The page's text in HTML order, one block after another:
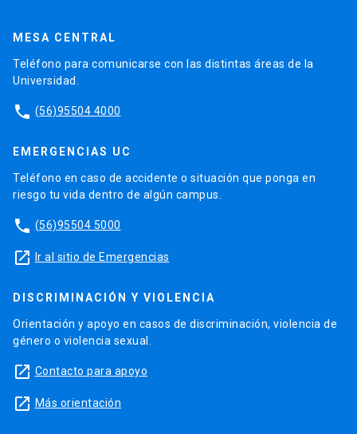
MESA CENTRAL
Teléfono para comunicarse con las distintas áreas de la
Universidad.
phone (56)95504 4000
EMERGENCIAS UC
Teléfono en caso de accidente o situación que ponga en
riesgo tu vida dentro de algún campus.
phone (56)95504 5000
launch Ir al sitio de Emergencias
DISCRIMINACIÓN Y VIOLENCIA
Orientación y apoyo en casos de discriminación, violencia de
género o violencia sexual.
launch Contacto para apoyo
launch Más orientación